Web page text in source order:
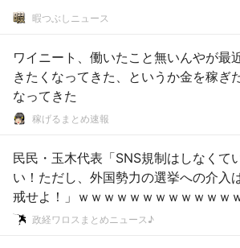
暇つぶしニュース
ワイニート、働いたこと無いんやが最
きたくなってきた、というか金を稼ぎ
なってきた
稼げるまとめ速報
民民・玉木代表「SNS規制はしなくて
い！ただし、外国勢力の選挙への介入
戒せよ！」ｗｗｗｗｗｗｗｗｗｗｗｗ
ｗｗｗｗｗｗｗｗｗｗ
政経ワロスまとめニュース♪